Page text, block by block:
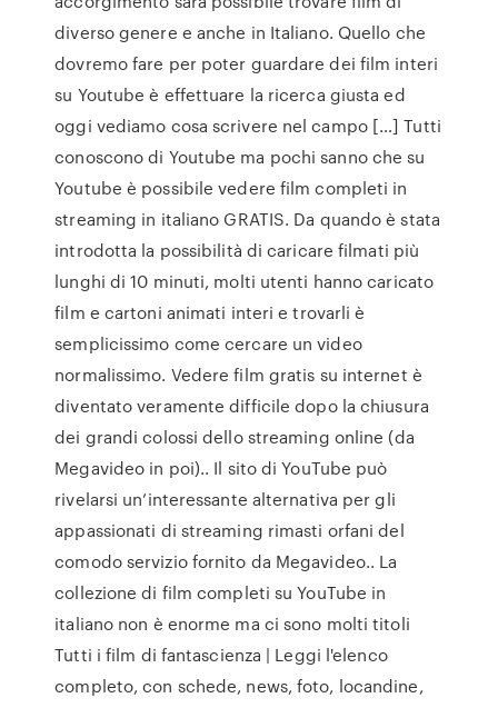
diverso genere e anche in Italiano. Quello che
dovremo fare per poter guardare dei film interi
su Youtube è effettuare la ricerca giusta ed
oggi vediamo cosa scrivere nel campo […] Tutti
conoscono di Youtube ma pochi sanno che su
Youtube è possibile vedere film completi in
streaming in italiano GRATIS. Da quando è stata
introdotta la possibilità di caricare filmati più
lunghi di 10 minuti, molti utenti hanno caricato
film e cartoni animati interi e trovarli è
semplicissimo come cercare un video
normalissimo. Vedere film gratis su internet è
diventato veramente difficile dopo la chiusura
dei grandi colossi dello streaming online (da
Megavideo in poi).. Il sito di YouTube può
rivelarsi un’interessante alternativa per gli
appassionati di streaming rimasti orfani del
comodo servizio fornito da Megavideo.. La
collezione di film completi su YouTube in
italiano non è enorme ma ci sono molti titoli
Tutti i film di fantascienza | Leggi l'elenco
completo, con schede, news, foto, locandine,